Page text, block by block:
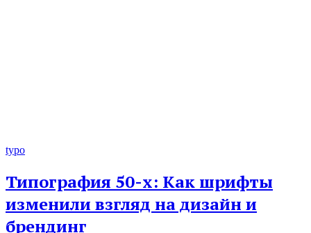
typo
Типография 50-х: Как шрифты
изменили взгляд на дизайн и
брендинг